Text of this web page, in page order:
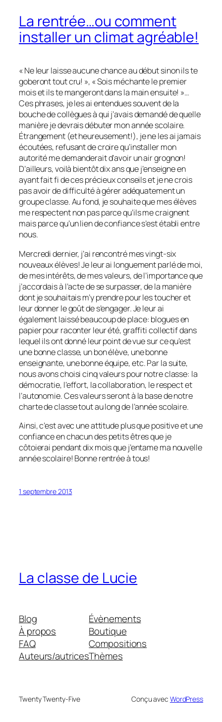
La rentrée…ou comment
installer un climat agréable!
« Ne leur laisse aucune chance au début sinon ils te
goberont tout cru! », « Sois méchante le premier
mois et ils te mangeront dans la main ensuite! »…
Ces phrases, je les ai entendues souvent de la
bouche de collègues à qui j’avais demandé de quelle
manière je devrais débuter mon année scolaire.
Étrangement (et heureusement!), je ne les ai jamais
écoutées, refusant de croire qu’installer mon
autorité me demanderait d’avoir un air grognon!
D’ailleurs, voilà bientôt dix ans que j’enseigne en
ayant fait fi de ces précieux conseils et je ne crois
pas avoir de difficulté à gérer adéquatement un
groupe classe. Au fond, je souhaite que mes élèves
me respectent non pas parce qu’ils me craignent
mais parce qu’un lien de confiance s’est établi entre
nous.
Mercredi dernier, j’ai rencontré mes vingt-six
nouveaux élèves! Je leur ai longuement parlé de moi,
de mes intérêts, de mes valeurs, de l’importance que
j’accordais à l’acte de se surpasser, de la manière
dont je souhaitais m’y prendre pour les toucher et
leur donner le goût de s’engager. Je leur ai
également laissé beaucoup de place: blogues en
papier pour raconter leur été, graffiti collectif dans
lequel ils ont donné leur point de vue sur ce qu’est
une bonne classe, un bon élève, une bonne
enseignante, une bonne équipe, etc. Par la suite,
nous avons choisi cinq valeurs pour notre classe: la
démocratie, l’effort, la collaboration, le respect et
l’autonomie. Ces valeurs seront à la base de notre
charte de classe tout au long de l’année scolaire.
Ainsi, c’est avec une attitude plus que positive et une
confiance en chacun des petits êtres que je
côtoierai pendant dix mois que j’entame ma nouvelle
année scolaire! Bonne rentrée à tous!
1 septembre 2013
La classe de Lucie
Blog
À propos
FAQ
Auteurs/autrices
Évènements
Boutique
Compositions
Thèmes
Twenty Twenty-Five Conçu avec WordPress